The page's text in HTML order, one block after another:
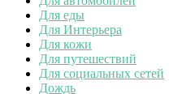
Для еды
Для Интерьера
Для кожи
Для путешествий
Для социальных сетей
Дождь